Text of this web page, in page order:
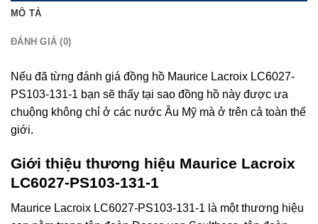
MÔ TẢ
ĐÁNH GIÁ (0)
Nếu đã từng đánh giá đồng hồ Maurice Lacroix LC6027-
PS103-131-1 bạn sẽ thấy tại sao đồng hồ này được ưa
chuộng không chỉ ở các nước Âu Mỹ mà ở trên cả toàn thế
giới.
Giới thiệu thương hiệu Maurice Lacroix
LC6027-PS103-131-1
Maurice Lacroix LC6027-PS103-131-1 là một thương hiệu